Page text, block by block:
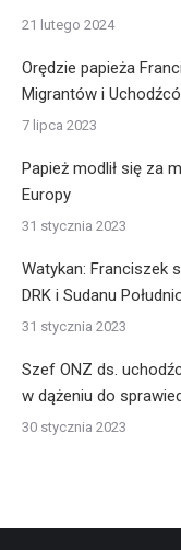
21 lutego 2024
Orędzie papieża
Migrantów i
7 lipca 2023
Papież modlił się za
Europy
31 stycznia 2023
Watykan: Franciszek
DRK i Sudanu
31 stycznia 2023
Szef ONZ ds.
w dążeniu do
30 stycznia 2023